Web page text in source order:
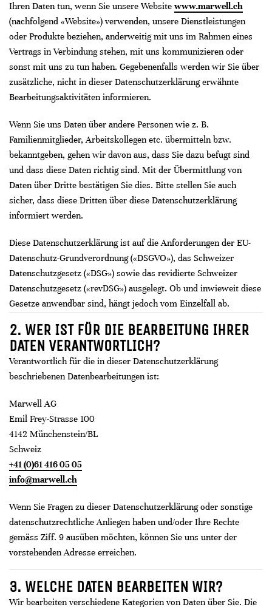
Ihren Daten tun, wenn Sie unsere Websitewww.marwell.ch
(nachfolgend «Website») verwenden, unsere Dienstleistungen
oder Produkte beziehen, anderweitig mit uns im Rahmen eines
Vertrags in Verbindung stehen, mit uns kommunizieren oder
sonst mit uns zu tun haben. Gegebenenfalls werden wir Sie über
zusätzliche, nicht in dieser Datenschutzerklärung erwähnte
Bearbeitungsaktivitäten informieren.
Wenn Sie uns Daten über andere Personen wie z. B.
Familienmitglieder, Arbeitskollegen etc. übermitteln bzw.
bekanntgeben, gehen wir davon aus, dass Sie dazu befugt sind
und dass diese Daten richtig sind. Mit der Übermittlung von
Daten über Dritte bestätigen Sie dies. Bitte stellen Sie auch
sicher, dass diese Dritten über diese Datenschutzerklärung
informiert werden.
Diese Datenschutzerklärung ist auf die Anforderungen der EU-
Datenschutz-Grundverordnung («DSGVO»), das Schweizer
Datenschutzgesetz («DSG») sowie das revidierte Schweizer
Datenschutzgesetz («revDSG») ausgelegt. Ob und inwieweit diese
Gesetze anwendbar sind, hängt jedoch vom Einzelfall ab.
2. WER IST FÜR DIE BEARBEITUNG IHRER
DATEN VERANTWORTLICH?
Verantwortlich für die in dieser Datenschutzerklärung
beschriebenen Datenbearbeitungen ist:
Marwell AG
Emil Frey-Strasse 100
4142 Münchenstein/BL
Schweiz
+41 (0)61 416 05 05
info@marwell.ch
Wenn Sie Fragen zu dieser Datenschutzerklärung oder sonstige
datenschutzrechtliche Anliegen haben und/oder Ihre Rechte
gemäss Ziff. 9 ausüben möchten, können Sie uns unter der
vorstehenden Adresse erreichen.
3. WELCHE DATEN BEARBEITEN WIR?
Wir bearbeiten verschiedene Kategorien von Daten über Sie. Die